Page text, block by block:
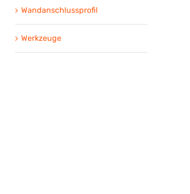
Wandanschlussprofil
Werkzeuge